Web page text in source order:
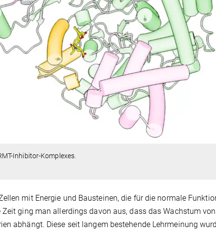
Inhibitor-Komplexes.
mit Energie und Bausteinen, die für die normale
ging man allerdings davon aus, dass das Wachstum
abhängt. Diese seit langem bestehende Lehrmeinung